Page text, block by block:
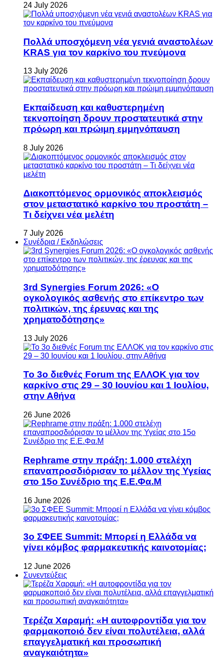
24 July 2026
Πολλά υποσχόμενη νέα γενιά αναστολέων
KRAS για τον καρκίνο του πνεύμονα
13 July 2026
Εκπαίδευση και καθυστερημένη
τεκνοποίηση δρουν προστατευτικά στην
πρόωρη και πρώιμη εμμηνόπαυση
8 July 2026
Διακοπτόμενος ορμονικός αποκλεισμός
στον μεταστατικό καρκίνο του προστάτη –
Τι δείχνει νέα μελέτη
7 July 2026
Συνέδρια / Εκδηλώσεις
3rd Synergies Forum 2026: «Ο
ογκολογικός ασθενής στο επίκεντρο των
πολιτικών, της έρευνας και της
χρηματοδότησης»
13 July 2026
Το 3ο διεθνές Forum της ΕΛΛΟΚ για τον
καρκίνο στις 29 – 30 Ιουνίου και 1 Ιουλίου,
στην Αθήνα
26 June 2026
Rephrame στην πράξη: 1.000 στελέχη
επαναπροσδιόρισαν το μέλλον της Υγείας
στο 15ο Συνέδριο της Ε.Ε.Φα.Μ
16 June 2026
3ο ΣΦΕΕ Summit: Μπορεί η Ελλάδα να
γίνει κόμβος φαρμακευτικής καινοτομίας;
12 June 2026
Συνεντεύξεις
Τερέζα Χαραμή: «Η αυτοφροντίδα για τον
φαρμακοποιό δεν είναι πολυτέλεια, αλλά
επαγγελματική και προσωπική
αναγκαιότητα»